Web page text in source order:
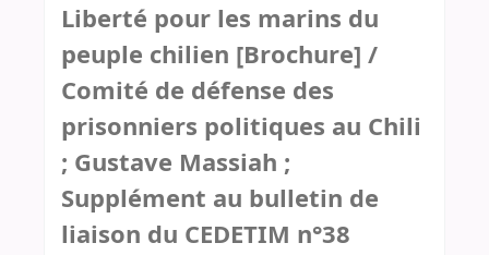
Liberté pour les marins du
peuple chilien [Brochure] /
Comité de défense des
prisonniers politiques au Chili
; Gustave Massiah ;
Supplément au bulletin de
liaison du CEDETIM n°38